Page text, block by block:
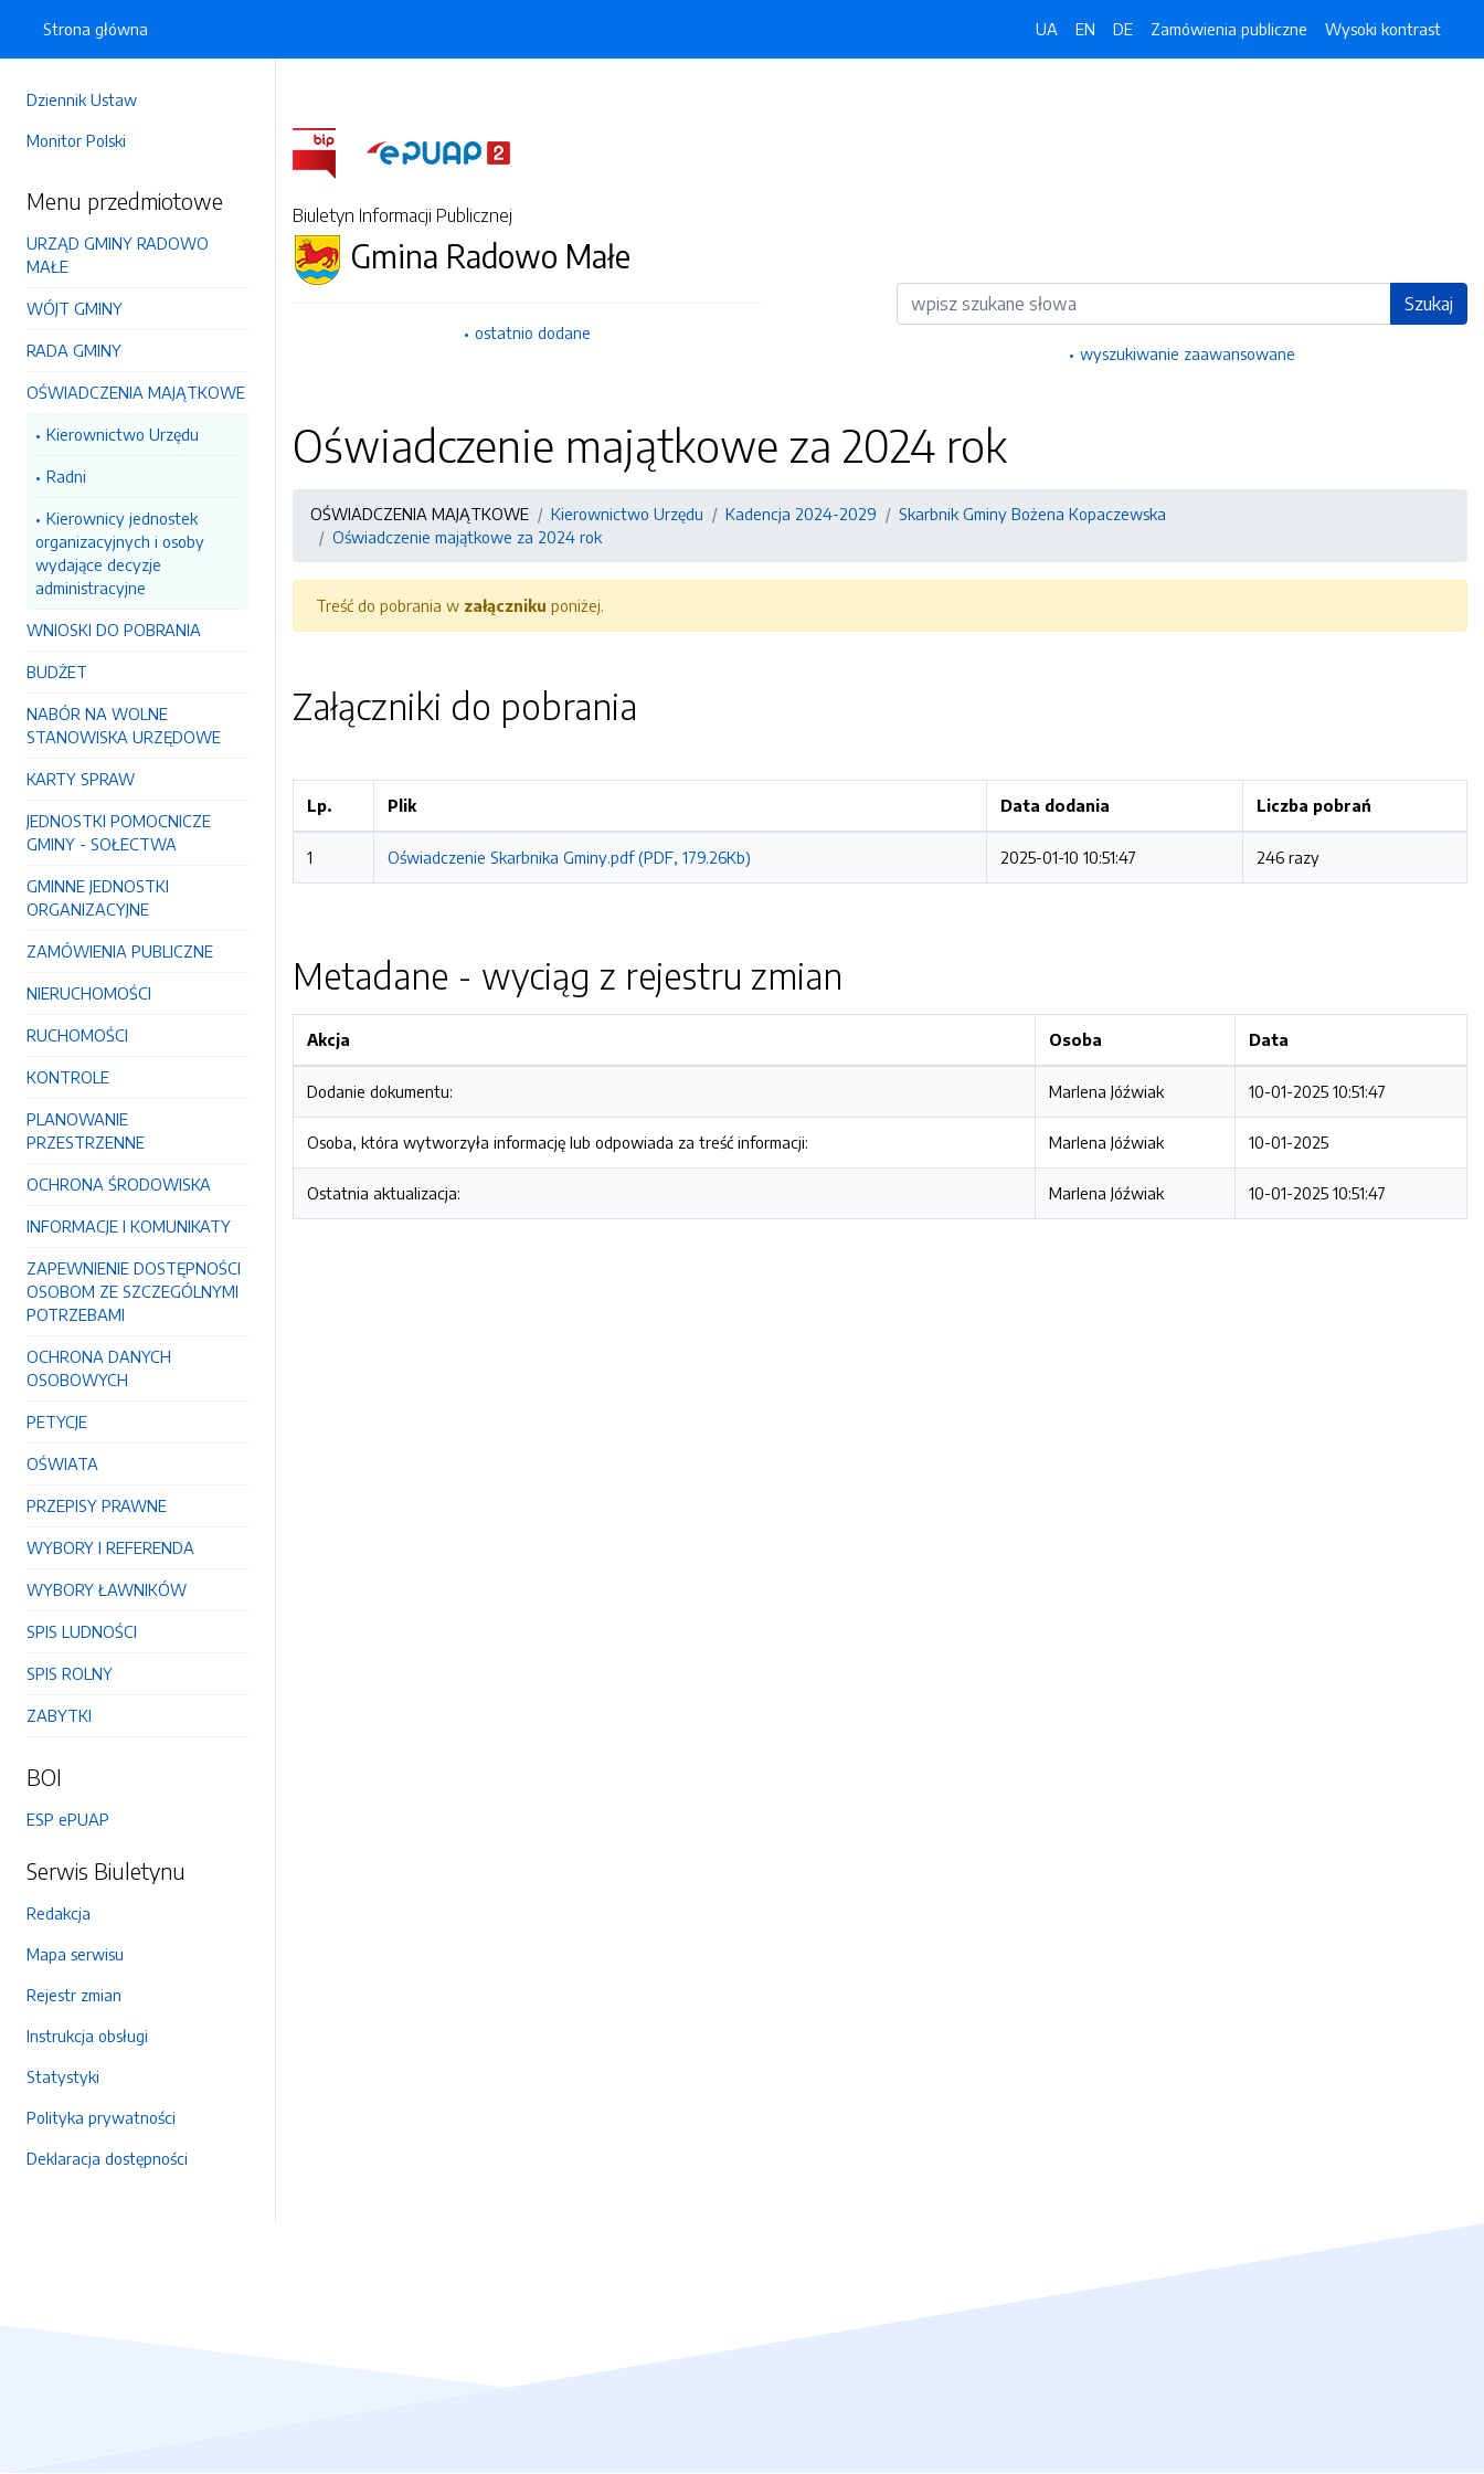
Dziennik Ustaw
Monitor Polski
Menu przedmiotowe
URZĄD GMINY RADOWO
MAŁE
WÓJT GMINY
RADA GMINY
OŚWIADCZENIA MAJĄTKOWE
Kierownictwo Urzędu
Radni
Kierownicy jednostek
organizacyjnych i osoby
wydające decyzje
administracyjne
WNIOSKI DO POBRANIA
BUDŻET
NABÓR NA WOLNE
STANOWISKA URZĘDOWE
KARTY SPRAW
JEDNOSTKI POMOCNICZE
GMINY - SOŁECTWA
GMINNE JEDNOSTKI
ORGANIZACYJNE
ZAMÓWIENIA PUBLICZNE
NIERUCHOMOŚCI
RUCHOMOŚCI
KONTROLE
PLANOWANIE
PRZESTRZENNE
OCHRONA ŚRODOWISKA
INFORMACJE I KOMUNIKATY
ZAPEWNIENIE DOSTĘPNOŚCI
OSOBOM ZE SZCZEGÓLNYMI
POTRZEBAMI
OCHRONA DANYCH
OSOBOWYCH
PETYCJE
OŚWIATA
PRZEPISY PRAWNE
WYBORY I REFERENDA
WYBORY ŁAWNIKÓW
SPIS LUDNOŚCI
SPIS ROLNY
ZABYTKI
BOI
ESP ePUAP
Serwis Biuletynu
Redakcja
Mapa serwisu
Rejestr zmian
Instrukcja obsługi
Statystyki
Polityka prywatności
Deklaracja dostępności
Strona główna UA EN DE Zamówienia publiczne Wysoki kontrast
Biuletyn Informacji Publicznej
Gmina Radowo Małe
ostatnio dodane
Wyszukiwarka Szukaj
wyszukiwanie zaawansowane
Oświadczenie majątkowe za 2024 rok
OŚWIADCZENIA MAJĄTKOWE Kierownictwo Urzędu Kadencja 2024-2029
Skarbnik Gminy Bożena Kopaczewska
Oświadczenie majątkowe za 2024 rok
Treść do pobrania w załączniku poniżej.
Załączniki do pobrania
Lp. Plik Data dodania Liczba pobrań
1 Oświadczenie Skarbnika Gminy.pdf (PDF, 179.26Kb) 2025-01-10 10:51:47 246 razy
Metadane - wyciąg z rejestru zmian
Akcja Osoba Data
Dodanie dokumentu: Marlena Jóźwiak 10-01-2025 10:51:47
Osoba, która wytworzyła informację lub odpowiada za treść informacji: Marlena Jóźwiak 10-01-2025
Ostatnia aktualizacja: Marlena Jóźwiak 10-01-2025 10:51:47